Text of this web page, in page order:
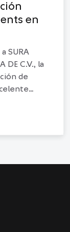
en
SURA
DE C.V., la
de